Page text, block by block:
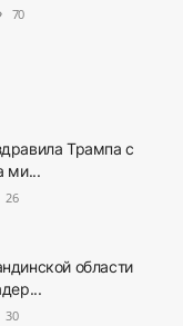
70
Трампа с
ми...
26
области
30